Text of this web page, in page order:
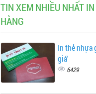
TIN XEM NHIỀU NHẤT
HÀNG
In thẻ nhựa
giá'
6429